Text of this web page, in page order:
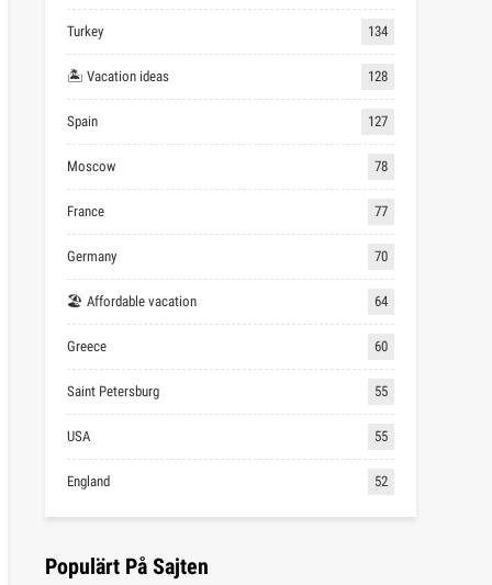
Turkey 134
🏝 Vacation ideas 128
Spain 127
Moscow 78
France 77
Germany 70
🏖 Affordable vacation 64
Greece 60
Saint Petersburg 55
USA 55
England 52
Populärt På Sajten